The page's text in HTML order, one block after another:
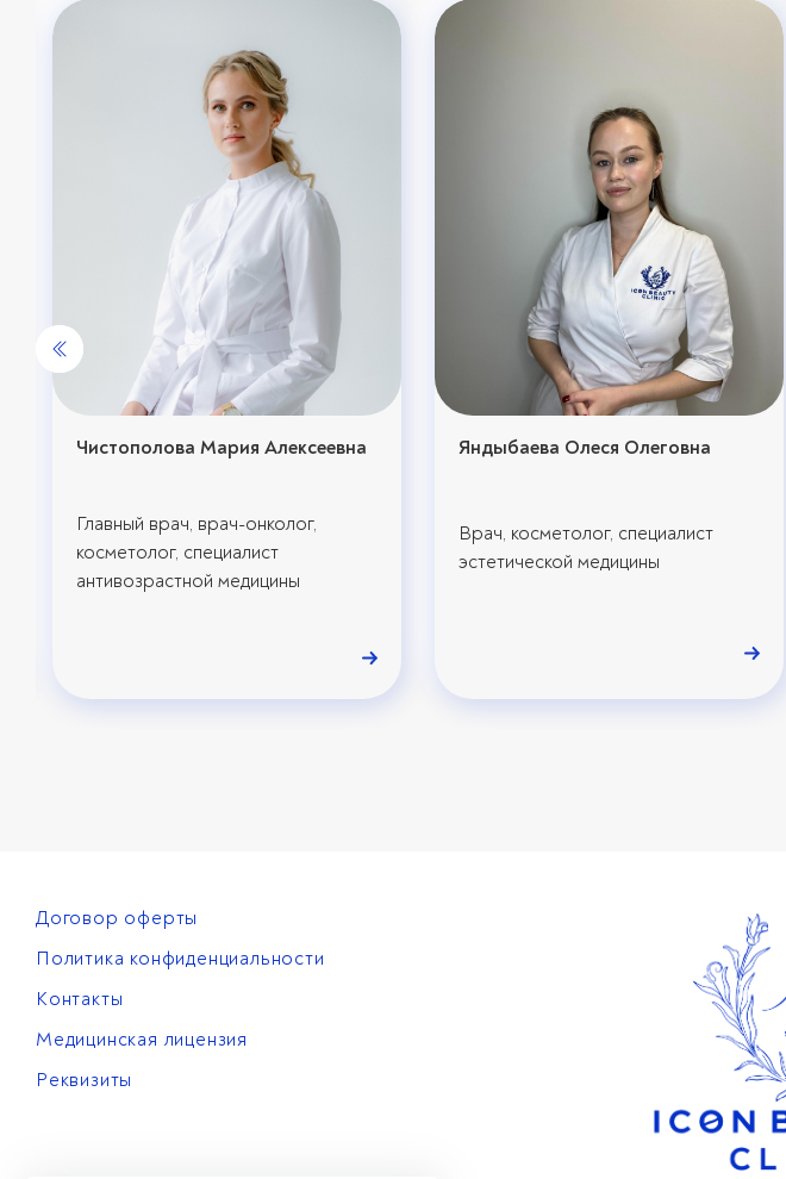
Чистополова Мария Алексеевна
Главный врач, врач-онколог,
косметолог, специалист
антивозрастной медицины
Яндыбаева Олеся Олеговна
Врач, косметолог, специалист
эстетической медицины
Договор оферты
Политика конфиденциальности
Контакты
Медицинская лицензия
Реквизиты